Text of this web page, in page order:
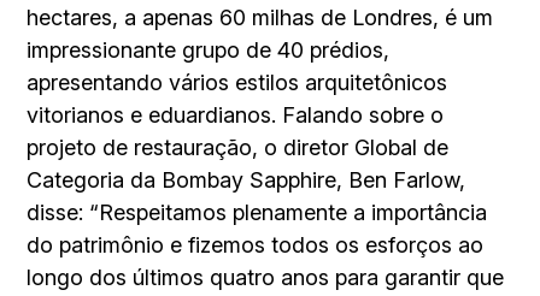
hectares, a apenas 60 milhas de Londres, é um
impressionante grupo de 40 prédios,
apresentando vários estilos arquitetônicos
vitorianos e eduardianos. Falando sobre o
projeto de restauração, o diretor Global de
Categoria da Bombay Sapphire, Ben Farlow,
disse: “Respeitamos plenamente a importância
do patrimônio e fizemos todos os esforços ao
longo dos últimos quatro anos para garantir que